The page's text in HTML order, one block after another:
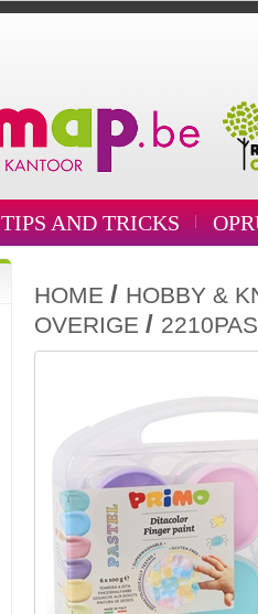
TIPS AND TRICKS
HOME / HOBBY &
OVERIGE / 2210PAS